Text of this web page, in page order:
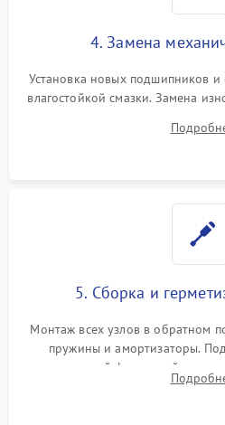
4. Замена
Установка новых подшипников
влагостойкой смазки. Замена
или поврежденной
5. Сборка и
Монтаж всех узлов в обратном
пружины и амортизаторы.
надежной фиксацией
герметиком для